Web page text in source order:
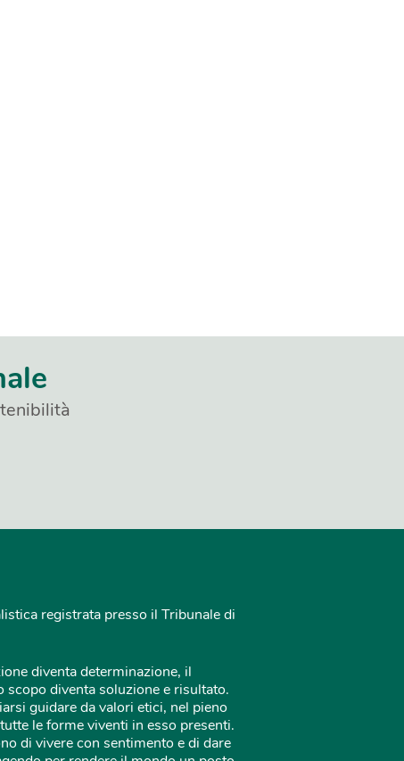
registrata presso il Tribunale di
diventa determinazione, il
scopo diventa soluzione e risultato.
guidare da valori etici, nel pieno
le forme viventi in esso presenti.
di vivere con sentimento e di dare